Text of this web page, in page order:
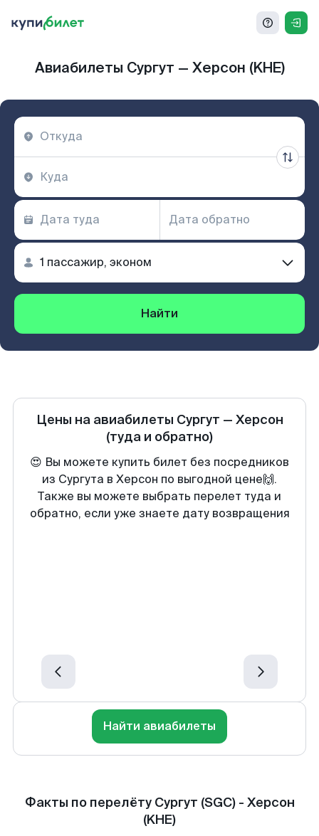
Авиабилеты Сургут — Херсон (KHE)
Найти
Цены на авиабилеты Сургут — Херсон
(туда и обратно)
😍 Вы можете купить билет без посредников
из Сургута в Херсон по выгодной цене🙌.
Также вы можете выбрать перелет туда и
обратно, если уже знаете дату возвращения
Найти авиабилеты
Факты по перелёту Сургут (SGC) - Херсон
(KHE)